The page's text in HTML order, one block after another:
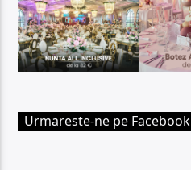
Urmareste-ne pe Facebook